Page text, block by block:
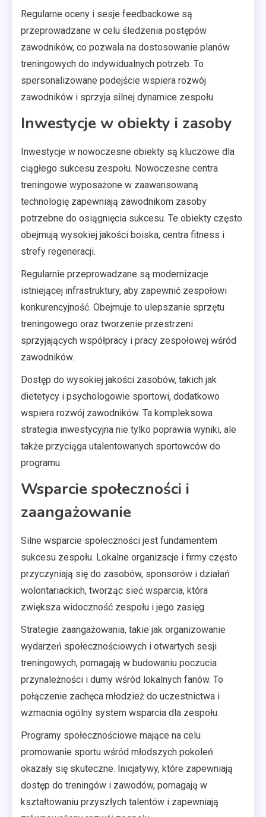
Regularne oceny i sesje feedbackowe są
przeprowadzane w celu śledzenia postępów
zawodników, co pozwala na dostosowanie planów
treningowych do indywidualnych potrzeb. To
spersonalizowane podejście wspiera rozwój
zawodników i sprzyja silnej dynamice zespołu.
Inwestycje w obiekty i zasoby
Inwestycje w nowoczesne obiekty są kluczowe dla
ciągłego sukcesu zespołu. Nowoczesne centra
treningowe wyposażone w zaawansowaną
technologię zapewniają zawodnikom zasoby
potrzebne do osiągnięcia sukcesu. Te obiekty często
obejmują wysokiej jakości boiska, centra fitness i
strefy regeneracji.
Regularnie przeprowadzane są modernizacje
istniejącej infrastruktury, aby zapewnić zespołowi
konkurencyjność. Obejmuje to ulepszanie sprzętu
treningowego oraz tworzenie przestrzeni
sprzyjających współpracy i pracy zespołowej wśród
zawodników.
Dostęp do wysokiej jakości zasobów, takich jak
dietetycy i psychologowie sportowi, dodatkowo
wspiera rozwój zawodników. Ta kompleksowa
strategia inwestycyjna nie tylko poprawia wyniki, ale
także przyciąga utalentowanych sportowców do
programu.
Wsparcie społeczności i
zaangażowanie
Silne wsparcie społeczności jest fundamentem
sukcesu zespołu. Lokalne organizacje i firmy często
przyczyniają się do zasobów, sponsorów i działań
wolontariackich, tworząc sieć wsparcia, która
zwiększa widoczność zespołu i jego zasięg.
Strategie zaangażowania, takie jak organizowanie
wydarzeń społecznościowych i otwartych sesji
treningowych, pomagają w budowaniu poczucia
przynależności i dumy wśród lokalnych fanów. To
połączenie zachęca młodzież do uczestnictwa i
wzmacnia ogólny system wsparcia dla zespołu.
Programy społecznościowe mające na celu
promowanie sportu wśród młodszych pokoleń
okazały się skuteczne. Inicjatywy, które zapewniają
dostęp do treningów i zawodów, pomagają w
kształtowaniu przyszłych talentów i zapewniają